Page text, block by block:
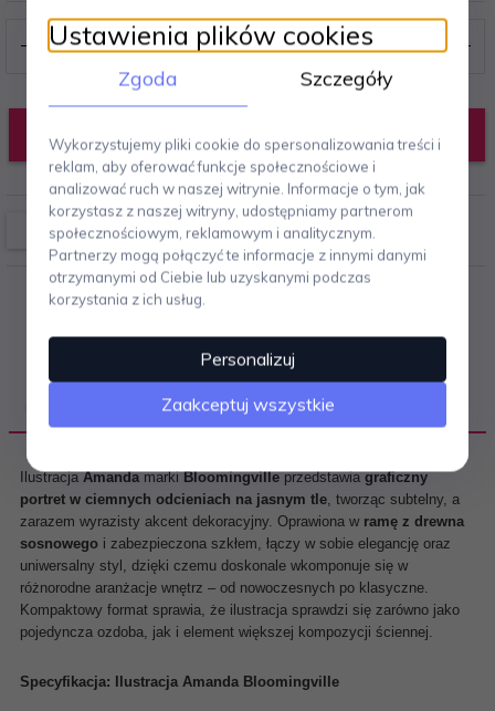
DODAJ DO KOSZYKA
OPIS PRODUKTU
IlustracjaAmandamarkiBloomingvilleprzedstawiagraficzny
portret w ciemnych odcieniach na jasnym tle, tworząc subtelny, a
zarazem wyrazisty akcent dekoracyjny. Oprawiona w ramę z drewna
sosnowego i zabezpieczona szkłem, łączy w sobie elegancję oraz
uniwersalny styl, dzięki czemu doskonale wkomponuje się w
różnorodne aranżacje wnętrz – od nowoczesnych po klasyczne.
Kompaktowy format sprawia, że ilustracja sprawdzi się zarówno jako
pojedyncza ozdoba, jak i element większej kompozycji ściennej.
Specyfikacja: Ilustracja Amanda Bloomingville
Ustawienia plików cookies
Zgoda Szczegóły
Wykorzystujemy pliki cookie do spersonalizowania treści i
reklam, aby oferować funkcje społecznościowe i
analizować ruch w naszej witrynie. Informacje o tym, jak
korzystasz z naszej witryny, udostępniamy partnerom
społecznościowym, reklamowym i analitycznym.
Partnerzy mogą połączyć te informacje z innymi danymi
otrzymanymi od Ciebie lub uzyskanymi podczas
korzystania z ich usług.
Personalizuj
Zaakceptuj wszystkie